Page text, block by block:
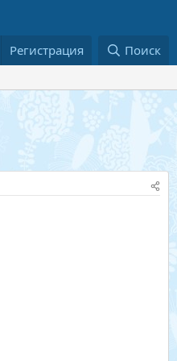
Регистрация Поиск